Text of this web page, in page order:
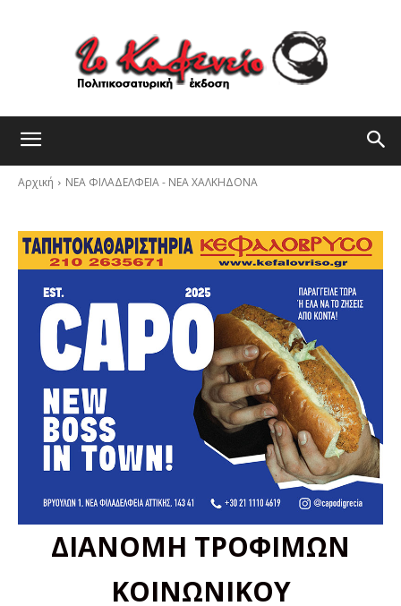
Αρχική ΝΕΑ ΦΙΛΑΔΕΛΦΕΙΑ - ΝΕΑ ΧΑΛΚΗΔΟΝΑ
ΔΙΑΝΟΜΗ ΤΡΟΦΙΜΩΝ
ΚΟΙΝΩΝΙΚΟΥ